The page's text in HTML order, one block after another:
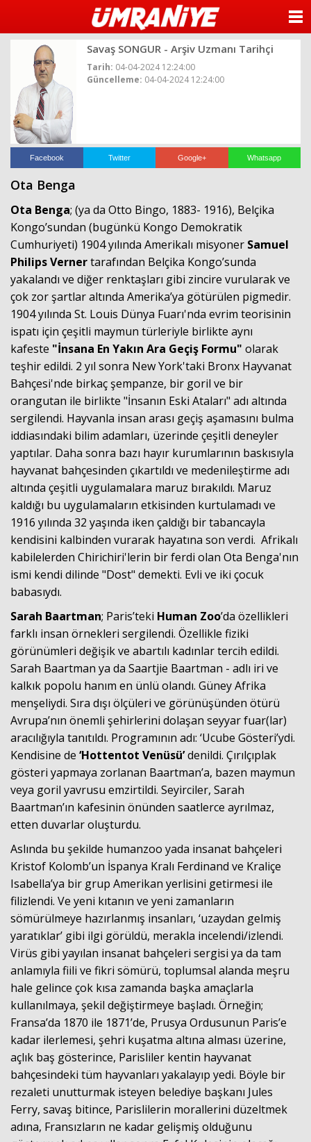
Savaş SONGUR - Arşiv Uzmanı Tarihçi
Tarih: 04-04-2024 12:24:00
Güncelleme: 04-04-2024 12:24:00
Facebook Twitter Google+ Whatsapp
Ota Benga
Ota Benga; (ya da Otto Bingo, 1883- 1916), Belçika
Kongo’sundan (bugünkü Kongo Demokratik
Cumhuriyeti) 1904 yılında Amerikalı misyoner Samuel
Philips Vernertarafından Belçika Kongo’sunda
yakalandı ve diğer renktaşları gibi zincire vurularak ve
çok zor şartlar altında Amerika’ya götürülen pigmedir.
1904 yılında St. Louis Dünya Fuarı'nda evrim teorisinin
ispatı için çeşitli maymun türleriyle birlikte aynı
kafeste "İnsana En Yakın Ara Geçiş Formu" olarak
teşhir edildi. 2 yıl sonra New York'taki Bronx Hayvanat
Bahçesi'nde birkaç şempanze, bir goril ve bir
orangutan ile birlikte "İnsanın Eski Ataları" adı altında
sergilendi. Hayvanla insan arası geçiş aşamasını bulma
iddiasındaki bilim adamları, üzerinde çeşitli deneyler
yaptılar. Daha sonra bazı hayır kurumlarının baskısıyla
hayvanat bahçesinden çıkartıldı ve medenileştirme adı
altında çeşitli uygulamalara maruz bırakıldı. Maruz
kaldığı bu uygulamaların etkisinden kurtulamadı ve
1916 yılında 32 yaşında iken çaldığı bir tabancayla
kendisini kalbinden vurarak hayatına son verdi. Afrikalı
kabilelerden Chirichiri'lerin bir ferdi olan Ota Benga'nın
ismi kendi dilinde "Dost" demekti. Evli ve iki çocuk
babasıydı.
Sarah Baartman; Paris’teki Human Zoo’da özellikleri
farklı insan örnekleri sergilendi. Özellikle fiziki
görünümleri değişik ve abartılı kadınlar tercih edildi.
Sarah Baartman ya da Saartjie Baartman - adlı iri ve
kalkık popolu hanım en ünlü olandı. Güney Afrika
menşeliydi. Sıra dışı ölçüleri ve görünüşünden ötürü
Avrupa’nın önemli şehirlerini dolaşan seyyar fuar(lar)
aracılığıyla tanıtıldı. Programının adı: ‘Ucube Gösteri’ydi.
Kendisine de ‘Hottentot Venüsü’denildi. Çırılçıplak
gösteri yapmaya zorlanan Baartman’a, bazen maymun
veya goril yavrusu emzirtildi. Seyirciler, Sarah
Baartman’ın kafesinin önünden saatlerce ayrılmaz,
etten duvarlar oluşturdu.
Aslında bu şekilde humanzoo yada insanat bahçeleri
Kristof Kolomb’un İspanya Kralı Ferdinand ve Kraliçe
Isabella’ya bir grup Amerikan yerlisini getirmesi ile
filizlendi. Ve yeni kıtanın ve yeni zamanların
sömürülmeye hazırlanmış insanları, ‘uzaydan gelmiş
yaratıklar’ gibi ilgi görüldü, merakla incelendi/izlendi.
Virüs gibi yayılan insanat bahçeleri sergisi ya da tam
anlamıyla fiili ve fikri sömürü, toplumsal alanda meşru
hale gelince çok kısa zamanda başka amaçlarla
kullanılmaya, şekil değiştirmeye başladı. Örneğin;
Fransa’da 1870 ile 1871’de, Prusya Ordusunun Paris’e
kadar ilerlemesi, şehri kuşatma altına alması üzerine,
açlık baş gösterince, Parisliler kentin hayvanat
bahçesindeki tüm hayvanları yakalayıp yedi. Böyle bir
rezaleti unutturmak isteyen belediye başkanı Jules
Ferry, savaş bitince, Parislilerin morallerini düzeltmek
adına, Fransızların ne kadar gelişmiş olduğunu
ANASAYFA
KATEGORİLER
YAZARLAR
İLETİŞİM
Haberin Doğru Adresi.